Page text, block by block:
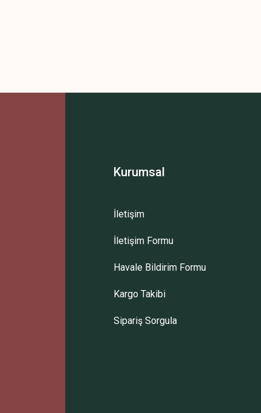
Kurumsal
İletişim
İletişim Formu
Havale Bildirim Formu
Kargo Takibi
Sipariş Sorgula